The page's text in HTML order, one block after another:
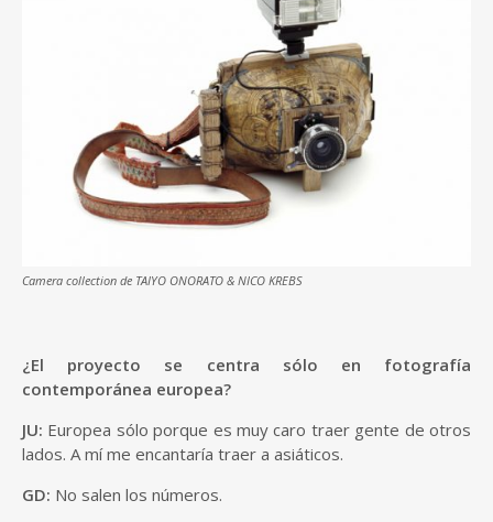
Camera collection de TAIYO ONORATO & NICO KREBS
¿El proyecto se centra sólo en fotografía
contemporánea europea?
JU: Europea sólo porque es muy caro traer gente de otros
lados. A mí me encantaría traer a asiáticos.
GD: No salen los números.